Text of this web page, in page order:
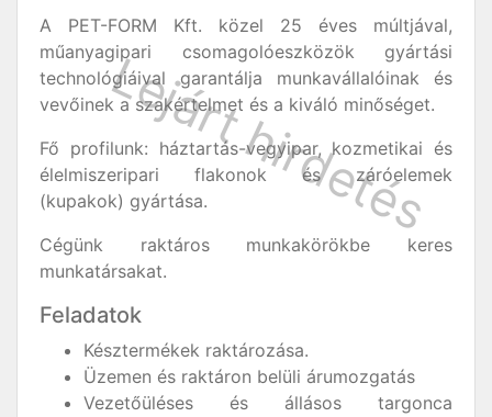
A PET-FORM Kft. közel 25 éves múltjával,
műanyagipari csomagolóeszközök gyártási
technológiáival garantálja munkavállalóinak és
vevőinek a szakértelmet és a kiváló minőséget.
Fő profilunk: háztartás-vegyipar, kozmetikai és
élelmiszeripari flakonok és záróelemek
(kupakok) gyártása.
Cégünk raktáros munkakörökbe keres
munkatársakat.
Feladatok
Késztermékek raktározása.
Üzemen és raktáron belüli árumozgatás
Vezetőüléses és állásos targonca